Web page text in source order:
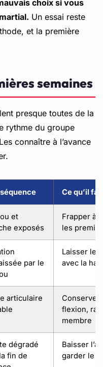
choix si vous
Un essai reste
et la première
semaines
presque toutes de la
rythme du groupe
connaître à l’avance
Ce qu’il
et
exposés
Frapper à
les
par le
Laisser le
avec la
articulaire
Conserver
flexion,
membre
dégradé
fin de
Baisser
garder le